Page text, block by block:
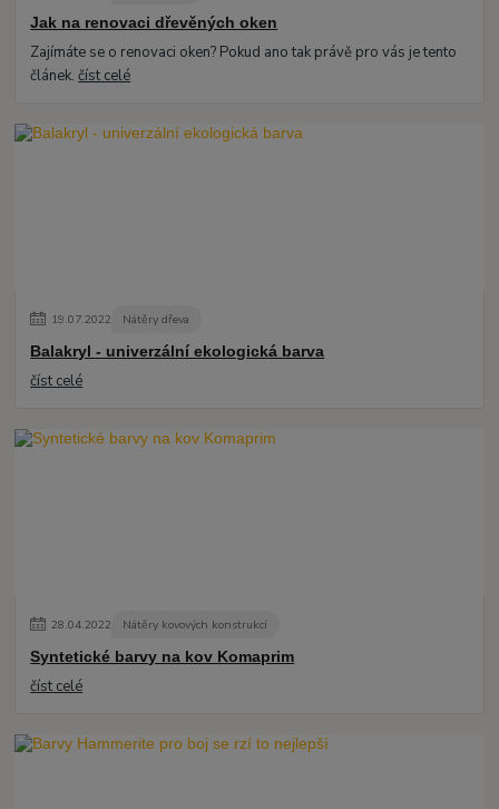
Jak na renovaci dřevěných oken
Zajímáte se o renovaci oken? Pokud ano tak právě pro vás je tento
článek.číst celé
19.07.2022 Nátěry dřeva
Balakryl - univerzální ekologická barva
číst celé
28.04.2022 Nátěry kovových konstrukcí
Syntetické barvy na kov Komaprim
číst celé